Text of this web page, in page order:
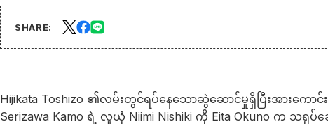
SHARE:
Hijikata Toshizo ၏လမ်းတွင်ရပ်နေသောဆွဲဆောင်မှုရှိပြီးအားကေ
Serizawa Kamo ရဲ့ လူယုံ Niimi Nishiki ကို Eita Okuno က သရုပ်ဆ